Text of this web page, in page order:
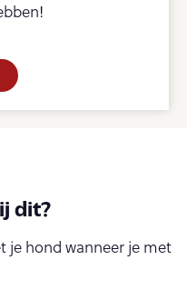
dit?
je hond wanneer je met